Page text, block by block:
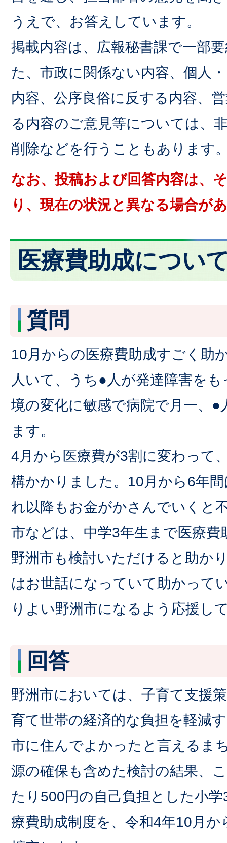
うえで、お答えしています。
掲載内容は、広報秘書課で一部
た、市政に関係ない内容、個人
内容、公序良俗に反する内容、
る内容のご意見等については、
削除などを行うこともあります
なお、投稿および回答内容は、
り、現在の状況と異なる場合が
医療費助成につい
質問
10月からの医療費助成すごく助
人いて、うち●人が発達障害を
境の変化に敏感で病院で月一、
ます。
4月から医療費が3割に変わって
構かかりました。10月から6年
れ以降もお金がかさんでいくと
市などは、中学3年生まで医療
野洲市も検討いただけると助か
はお世話になっていて助かって
りよい野洲市になるよう応援し
回答
野洲市においては、子育て支援
育て世帯の経済的な負担を軽減
市に住んでよかったと言えるま
源の確保も含めた検討の結果、
たり500円の自己負担とした小
療費助成制度を、令和4年10月